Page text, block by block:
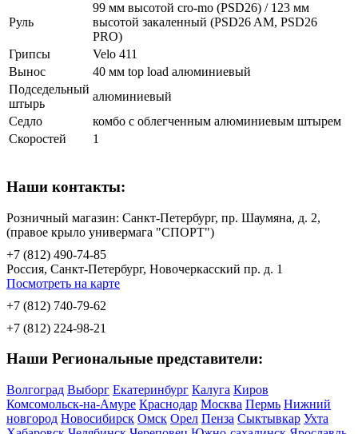
Руль
99 мм высотой cro-mo (PSD26) / 123 мм
высотой закаленный (PSD26 AM, PSD26
PRO)
Грипсы
Velo 411
Вынос
40 мм top load алюминиевый
Подседельный
штырь
алюминиевый
Седло
комбо с облегченным алюминиевым штырем
Скоростей
1
Наши контакты:
Розничный магазин: Санкт-Петербург, пр. Шаумяна, д. 2,
(правое крыло универмага "СПОРТ")
+7 (812) 490-74-85
Россия, Санкт-Петербург, Новочеркасский пр. д. 1
Посмотреть на карте
+7 (812) 740-79-62
+7 (812) 224-98-21
Наши Региональные представители:
Волгоград Выборг Екатеринбург Калуга Киров
Комсомольск-на-Амуре Краснодар Москва Пермь Нижний
новгород Новосибирск Омск Орел Пенза Сыктывкар Ухта